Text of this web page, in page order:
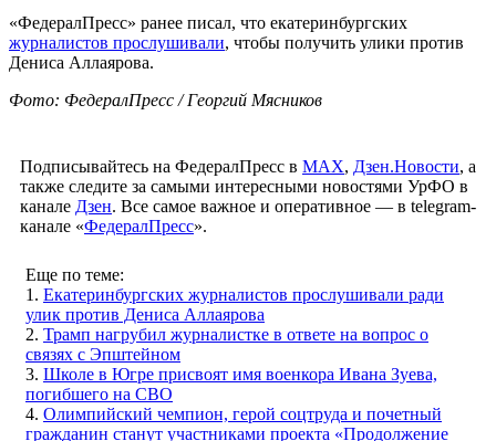
«ФедералПресс» ранее писал, что екатеринбургских
журналистов прослушивали, чтобы получить улики против
Дениса Аллаярова.
Фото: ФедералПресс / Георгий Мясников
Подписывайтесь на ФедералПресс в МАХ, Дзен.Новости, а
также следите за самыми интересными новостями УрФО в
канале Дзен. Все самое важное и оперативное — в telegram-
канале «ФедералПресс».
Еще по теме:
1. Екатеринбургских журналистов прослушивали ради
улик против Дениса Аллаярова
2. Трамп нагрубил журналистке в ответе на вопрос о
связях с Эпштейном
3. Школе в Югре присвоят имя военкора Ивана Зуева,
погибшего на СВО
4. Олимпийский чемпион, герой соцтруда и почетный
гражданин станут участниками проекта «Продолжение